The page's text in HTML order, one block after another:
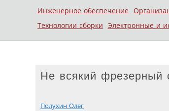
Меню
Skip to content
Инженерное обеспечение
Технологии сборки Электронные и
Не всякий фрезерный
Полухин Олег